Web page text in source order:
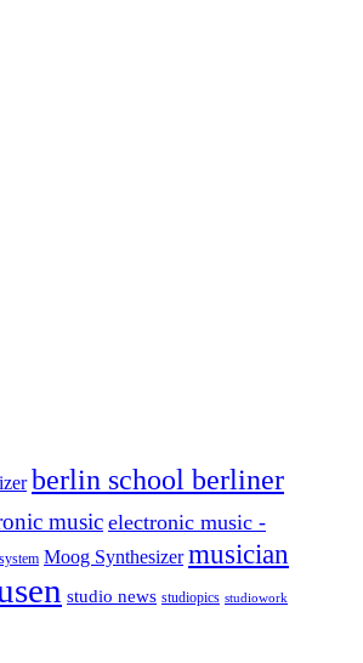
berlin school berliner
musicelectronic music -
Moog Synthesizer musician
studio news studiopics studiowork